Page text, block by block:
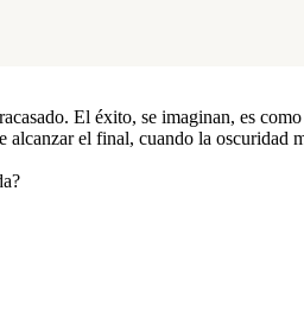
El éxito, se imaginan, es
el final, cuando la